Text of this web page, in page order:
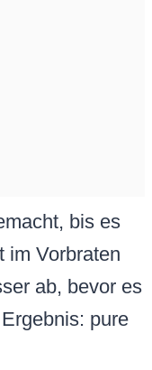
bis es
im Vorbraten
ab, bevor es
pure